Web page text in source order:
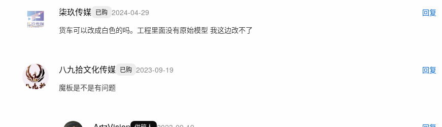
柒玖传媒 已购 2024-04-29
回复
货车可以改成白色的吗。工程里面没有原始模型 我这边改不了
八九拾文化传媒 已购 2023-09-19
回复
魔板是不是有问题